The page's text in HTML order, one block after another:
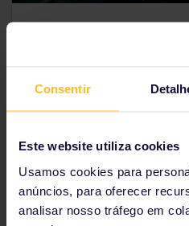
Consentir
Este website utiliza cookies
Usamos cookies para
anúncios, para oferecer
analisar nosso tráfego em
importantes da Europa
Escritórios de